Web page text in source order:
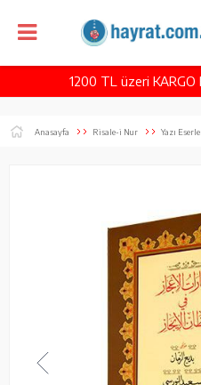
1200 TL üzeri
Anasayfa Risale-i Nur Yazı